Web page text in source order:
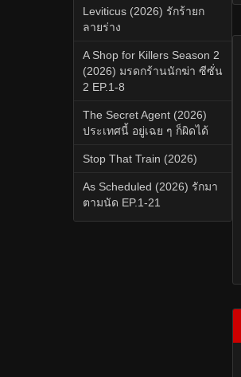
Leviticus (2026) รักร้ายก
ลายร่าง
A Shop for Killers Season 2
(2026) มรดกร้านนักฆ่า ซีซั่น
2 EP.1-8
The Secret Agent (2026)
ประเทศนี้ อยู่เฉย ๆ ก็ผิดได้
Stop That Train (2026)
As Scheduled (2026) รักมา
ตามนัด EP.1-21